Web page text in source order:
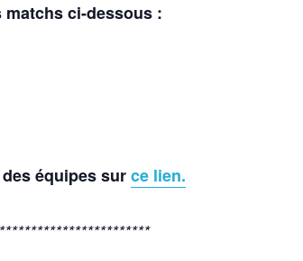
ci-dessous :
équipes surce lien.